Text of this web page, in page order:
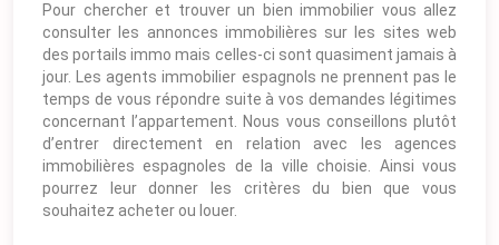
Pour chercher et trouver un bien immobilier vous allez
consulter les annonces immobilières sur les sites web
des portails immo mais celles-ci sont quasiment jamais à
jour. Les agents immobilier espagnols ne prennent pas le
temps de vous répondre suite à vos demandes légitimes
concernant l’appartement. Nous vous conseillons plutôt
d’entrer directement en relation avec les agences
immobilières espagnoles de la ville choisie. Ainsi vous
pourrez leur donner les critères du bien que vous
souhaitez acheter ou louer.